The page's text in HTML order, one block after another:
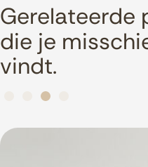
Gerelateerde
die je
vindt.